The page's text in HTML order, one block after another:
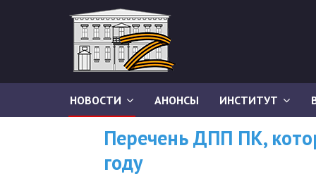
НОВОСТИ АНОНСЫ ИНСТИТУТ
Перечень ДПП ПК,
году